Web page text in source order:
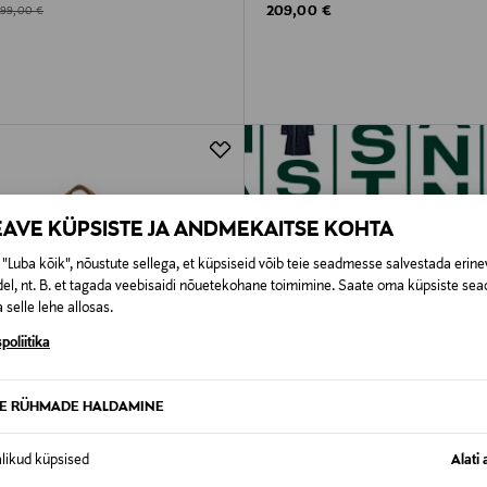
KÜPSISTE JA ANDMEKAITSE KOHTA
"Luba kõik", nõustute sellega, et küpsiseid võib teie seadmesse salvestada
nt. B. et tagada veebisaidi nõuetekohane toimimine. Saate oma küpsiste
selle lehe allosas.
RÜHMADE HALDAMINE
küpsised Alati
PricePrice
€
Original Price
209,00 €